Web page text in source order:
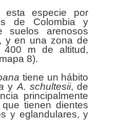
esta especie por
de Colombia y
suelos arenosos
y en una zona de
m de altitud,
8).
tiene un hábito
y A. schultesii, de
principalmente
tienen dientes
y eglandulares, y